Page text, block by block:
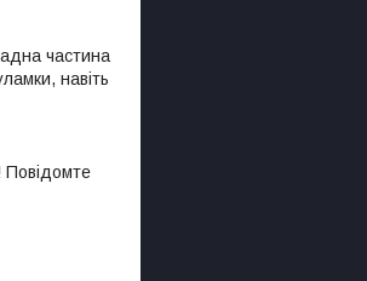
частина
навіть
Повідомте